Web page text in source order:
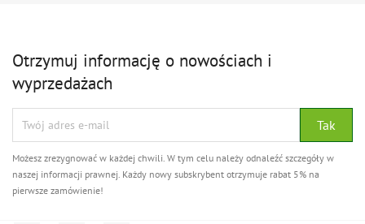
Otrzymuj informację o nowościach i
wyprzedażach
Możesz zrezygnować w każdej chwili. W tym celu należy odnaleźć szczegóły w
naszej informacji prawnej. Każdy nowy subskrybent otrzymuje rabat 5% na
pierwsze zamówienie!